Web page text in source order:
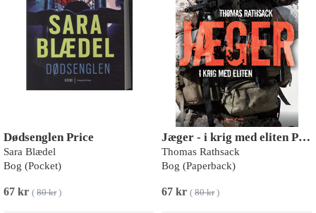
Dødsenglen Price
Sara Blædel
Bog (Pocket)
67 kr ( 80 kr)
Jæger - i krig med eliten PRICE
Thomas Rathsack
Bog (Paperback)
67 kr ( 80 kr)